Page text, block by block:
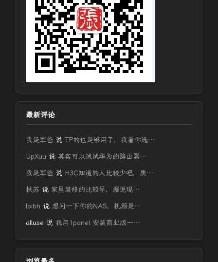
最新评论
我是军爸 说 TP的也是够用了，我看你选…
UpXuu 说 其实可以试试华为的路由器…
我是军爸 说 H3C知道的人比较少吧，质…
扶苏 说 家里装修的比较早，据说现…
loibh 说 想问一下你的NAS，机箱是…
alluse 说 我用1panel 安装商业版一…